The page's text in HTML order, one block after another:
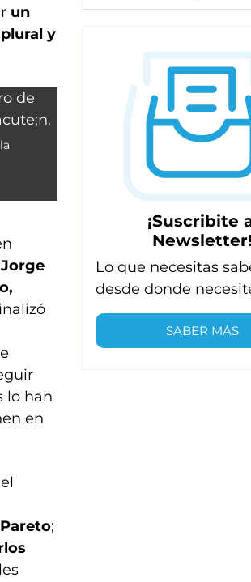
un
y
lo han
en
;
¡Suscribite
Newsletter!
Lo que necesitas
desde donde
SABER MÁS